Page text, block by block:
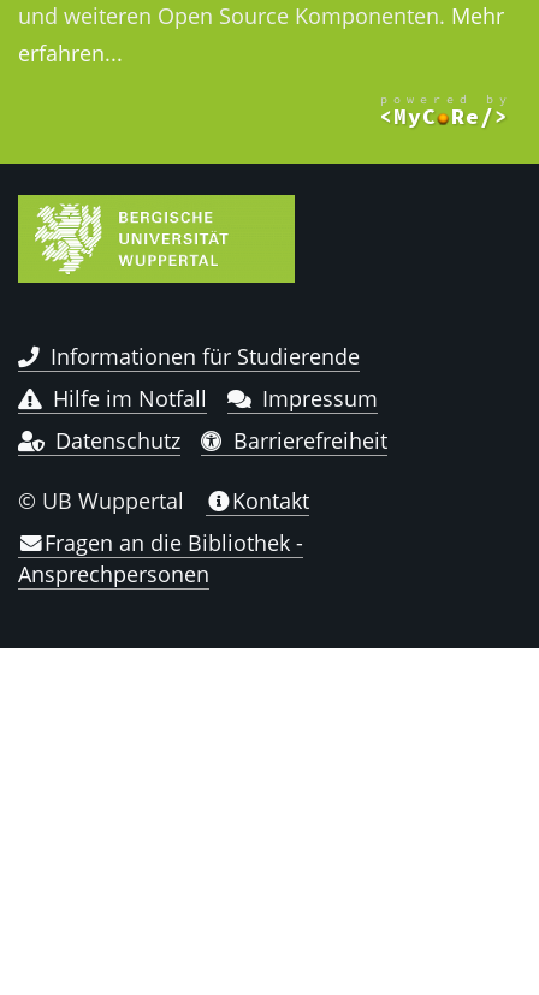
und weiteren Open Source Komponenten. Mehr
erfahren...
Informationen für Studierende
Hilfe im Notfall
Impressum
Datenschutz
Barrierefreiheit
© UB Wuppertal
Kontakt
Fragen an die Bibliothek -
Ansprechpersonen